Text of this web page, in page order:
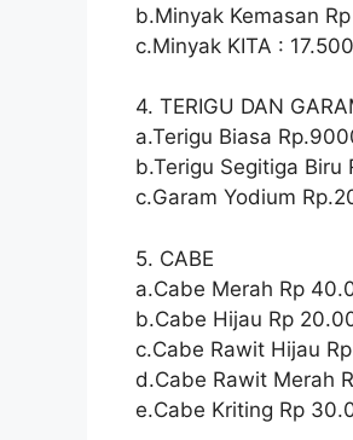
b.Minyak Kemasan
c.Minyak KITA :
4. TERIGU DAN
a.Terigu Biasa
b.Terigu Segitiga Biru
c.Garam Yodium
5. CABE
a.Cabe Merah Rp
b.Cabe Hijau Rp
c.Cabe Rawit Hijau
d.Cabe Rawit Merah
e.Cabe Kriting Rp